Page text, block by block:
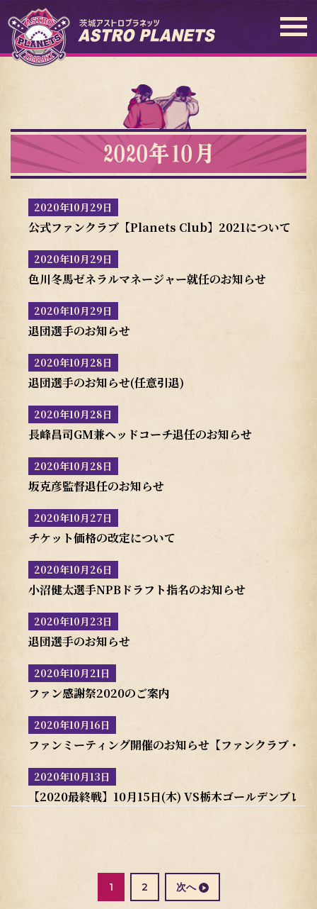
2020年10月
2020年10月29日
公式ファンクラブ【Planets Club】2021について
2020年10月29日
色川冬馬ゼネラルマネージャー就任のお知らせ
2020年10月29日
退団選手のお知らせ
2020年10月28日
退団選手のお知らせ(任意引退)
2020年10月28日
長峰昌司GM兼ヘッドコーチ退任のお知らせ
2020年10月28日
坂克彦監督退任のお知らせ
2020年10月27日
チケット価格の改定について
2020年10月26日
小沼健太選手NPBドラフト指名のお知らせ
2020年10月23日
退団選手のお知らせ
2020年10月21日
ファン感謝祭2020のご案内
2020年10月16日
ファンミーティング開催のお知らせ【ファンクラブ・
2020年10月13日
【2020最終戦】10月15日(木) VS栃木ゴールデンブレ
の
ペ
1
固
定
2 次へ